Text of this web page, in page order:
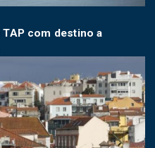
TAP com destino a